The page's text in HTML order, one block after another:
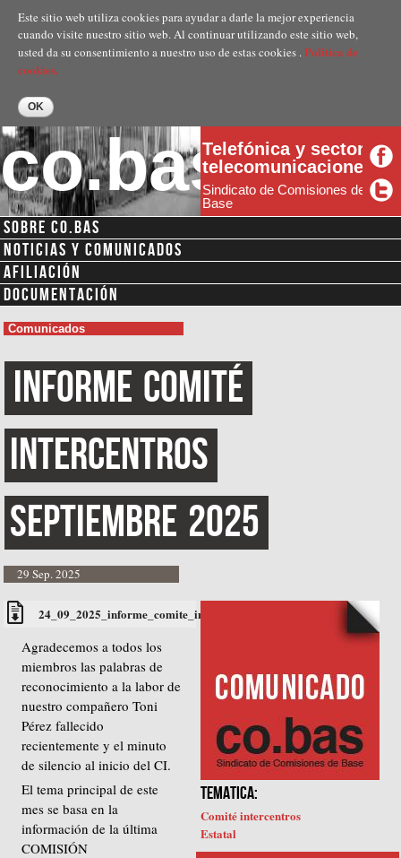
contenido
principal
Este sitio web utiliza cookies para ayudar a darle la mejor experiencia
cuando visite nuestro sitio web. Al continuar utilizando este sitio web,
usted da su consentimiento a nuestro uso de estas cookies .Politica de
cookies.
co.basTelefónica y sector
telecomunicaciones
Sindicato de Comisiones de
Base
SOBRE CO.BAS
NOTICIAS Y COMUNICADOS
AFILIACIÓN
DOCUMENTACIÓN
Comunicados
Informe Comité
Intercentros
Septiembre 2025
29 Sep. 2025
24_09_2025_informe_comite_intercentros.pdf
Agradecemos a todos los
miembros las palabras de
reconocimiento a la labor de
nuestro compañero Toni
Pérez fallecido
recientemente y el minuto
de silencio al inicio del CI.
El tema principal de este
mes se basa en la
información de la última
COMISIÓN
TEMATICA:
Comité intercentros
Estatal